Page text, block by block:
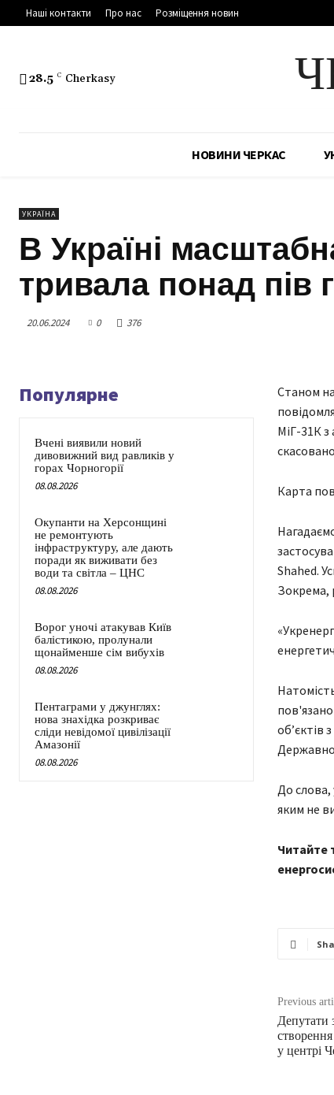
Наші контакти Про нас Розміщення новин
28.5 C Cherkasy
НОВИНИ ЧЕРКАС
УКРАЇНА
В Україні
тривала понад пів
20.06.2024 0 376
Популярне
Вчені виявили новий
дивовижний вид равликів у
горах Чорногорії
08.08.2026
Окупанти на Херсонщині
не ремонтують
інфраструктуру, але дають
поради як виживати без
води та світла – ЦНС
08.08.2026
Ворог уночі атакував Київ
балістикою, пролунали
щонайменше сім вибухів
08.08.2026
Пентаграми у джунглях:
нова знахідка розкриває
сліди невідомої цивілізації
Амазонії
08.08.2026
Станом
МіГ-31К
Карта
Shahed.
Зокрема,
об’єктів
До слова,
яким не
Читайте
Previous
Депутати
у центрі